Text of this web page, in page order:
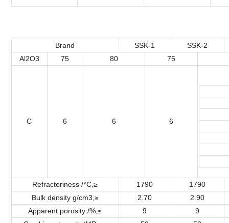
Brand SSK-1
SSK-2
Al2O3 75 80 75
C 6 6 6
Refractoriness /°C,≥ 1790
1790
Bulk density g/cm3,≥ 2.70
2.90
Apparent porosity /%,≤
9
9